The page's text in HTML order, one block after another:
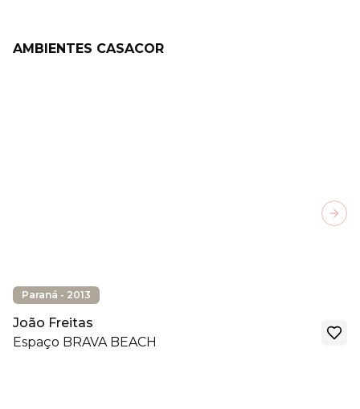
AMBIENTES CASACOR
Paraná - 2013
João Freitas
Espaço BRAVA BEACH